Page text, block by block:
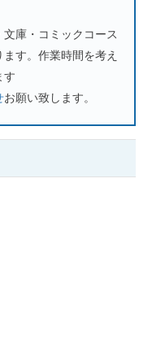
文庫・コミックコース
す。作業時間を考え
す
お願い致します。